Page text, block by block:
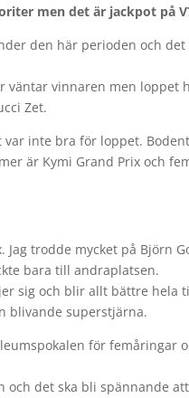
men det är jackpot på
den här perioden och det
väntar vinnaren men loppet
Zet.
var inte bra för loppet.
är Kymi Grand Prix och
trodde mycket på Björn
bara till andraplatsen.
sig och blir allt bättre hela
blivande superstjärna.
för femåringar
det ska bli spännande